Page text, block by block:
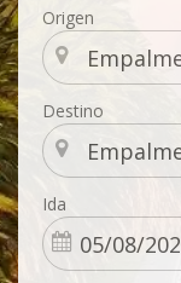
Origen
Destino
Ida